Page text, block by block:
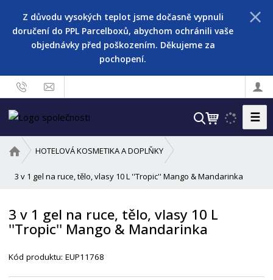
Z důvodu vysokých teplot jsme dočasně vypnuli
doručení do PPL Parcelboxů, abychom ochránili vaše
objednávky před poškozením. Děkujeme za
pochopení.
V
e
a
t
☰
v
o
í
s
r
HOTELOVÁ KOSMETIKA A DOPLŇKY
3 v 1 gel na ruce, tělo, vlasy 10 L ''Tropic'' Mango & Mandarinka
3 v 1 gel na ruce, tělo, vlasy 10 L
''Tropic'' Mango & Mandarinka
Kód produktu:EUP11768